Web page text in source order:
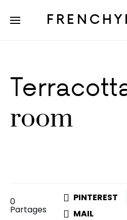
room
0
Partages
PINTEREST
MAIL